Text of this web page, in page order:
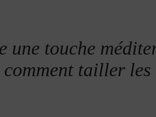
touche
tailler les